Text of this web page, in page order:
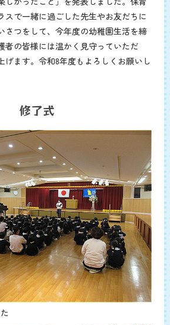
スで一緒に過ごした先生やお友だちに
さつをして、今年度の幼稚園生活を締
者の皆様には温かく見守っていただ
げます。令和8年度もよろしくお願いし
修了式